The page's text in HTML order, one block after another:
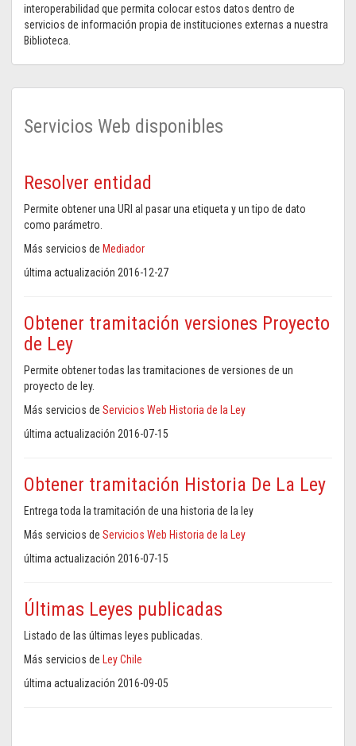
interoperabilidad que permita colocar estos datos dentro de
servicios de información propia de instituciones externas a nuestra
Biblioteca.
Servicios Web disponibles
Resolver entidad
Permite obtener una URI al pasar una etiqueta y un tipo de dato
como parámetro.
Más servicios de Mediador
última actualización 2016-12-27
Obtener tramitación versiones Proyecto
de Ley
Permite obtener todas las tramitaciones de versiones de un
proyecto de ley.
Más servicios de Servicios Web Historia de la Ley
última actualización 2016-07-15
Obtener tramitación Historia De La Ley
Entrega toda la tramitación de una historia de la ley
Más servicios de Servicios Web Historia de la Ley
última actualización 2016-07-15
Últimas Leyes publicadas
Listado de las últimas leyes publicadas.
Más servicios de
Ley Chile
última actualización 2016-09-05